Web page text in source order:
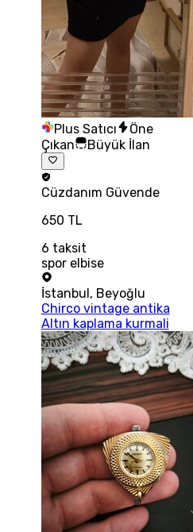
Plus Satıcı
Öne
Çıkan
Büyük İlan
Cüzdanım Güvende
650 TL
6 taksit
spor elbise
İstanbul , Beyoğlu
Chirco vintage antika
Altın kaplama kurmali